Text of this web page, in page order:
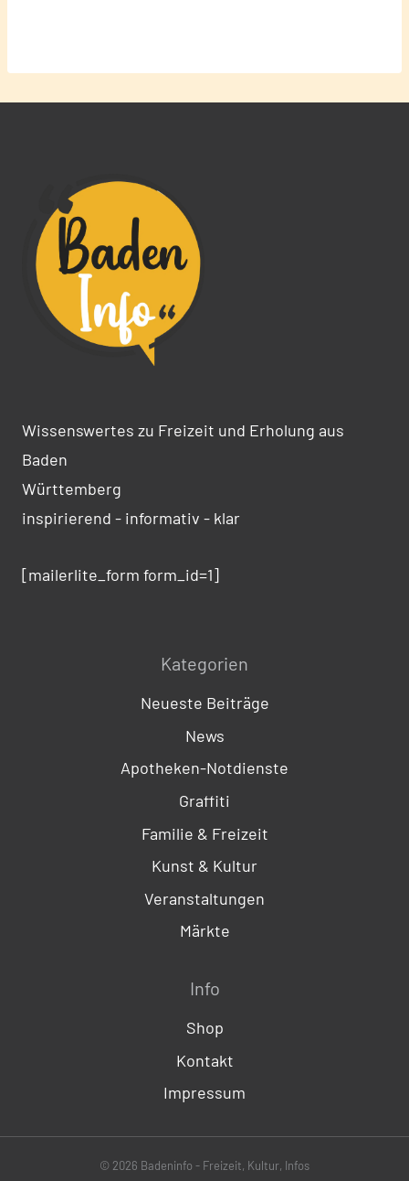
Wissenswertes zu Freizeit und Erholung aus
Baden
Württemberg
inspirierend - informativ - klar
[mailerlite_form form_id=1]
Kategorien
Neueste Beiträge
News
Apotheken-Notdienste
Graffiti
Familie & Freizeit
Kunst & Kultur
Veranstaltungen
Märkte
Info
Shop
Kontakt
Impressum
© 2026 Badeninfo - Freizeit, Kultur, Infos